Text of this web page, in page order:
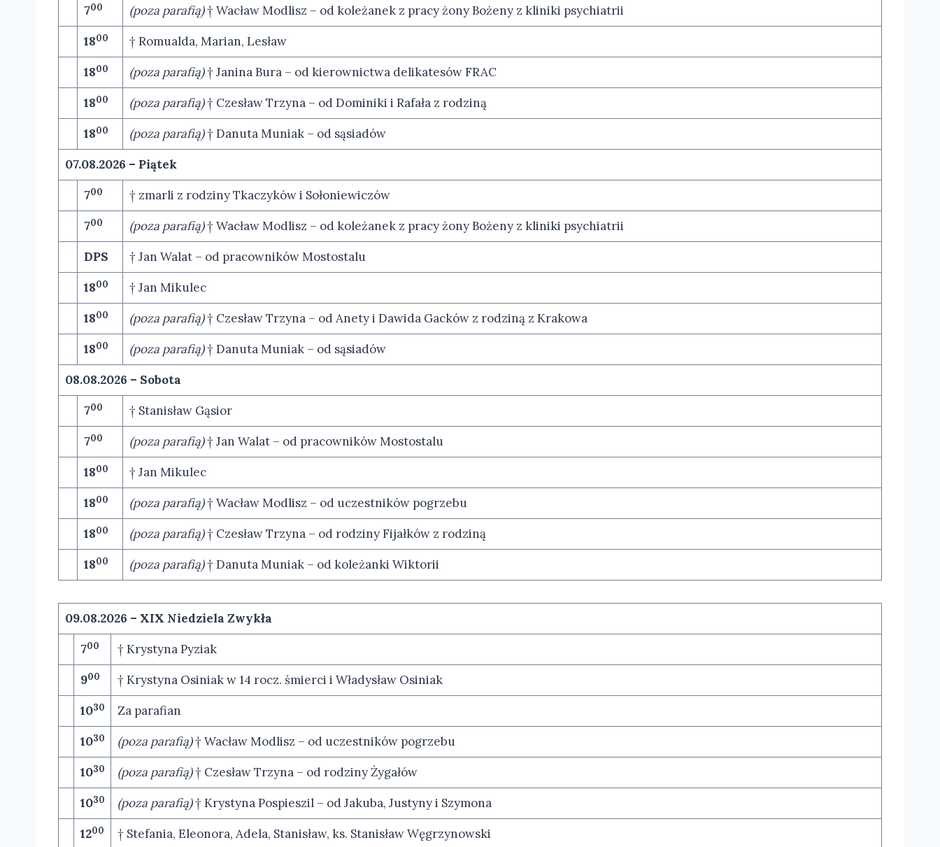
700 (poza parafią)† Wacław Modlisz – od koleżanek z pracy żony Bożeny z kliniki psychiatrii
1800
† Romualda, Marian, Lesław
1800 (poza parafią)† Janina Bura – od kierownictwa delikatesów FRAC
1800 (poza parafią)† Czesław Trzyna – od Dominiki i Rafała z rodziną
1800 (poza parafią)† Danuta Muniak – od sąsiadów
07.08.2026 – Piątek
700
† zmarli z rodziny Tkaczyków i Sołoniewiczów
700 (poza parafią)† Wacław Modlisz – od koleżanek z pracy żony Bożeny z kliniki psychiatrii
DPS
† Jan Walat – od pracowników Mostostalu
1800
† Jan Mikulec
1800 (poza parafią)† Czesław Trzyna – od Anety i Dawida Gacków z rodziną z Krakowa
1800 (poza parafią)† Danuta Muniak – od sąsiadów
08.08.2026 – Sobota
700
† Stanisław Gąsior
700 (poza parafią)† Jan Walat – od pracowników Mostostalu
1800
† Jan Mikulec
1800 (poza parafią)† Wacław Modlisz – od uczestników pogrzebu
1800 (poza parafią)† Czesław Trzyna – od rodziny Fijałków z rodziną
1800 (poza parafią)† Danuta Muniak – od koleżanki Wiktorii
09.08.2026 – XIX Niedziela Zwykła
700
† Krystyna Pyziak
900
† Krystyna Osiniak w 14 rocz. śmierci i Władysław Osiniak
1030
Za parafian
1030 (poza parafią)† Wacław Modlisz – od uczestników pogrzebu
1030 (poza parafią)† Czesław Trzyna – od rodziny Żygałów
1030 (poza parafią)† Krystyna Pospieszil – od Jakuba, Justyny i Szymona
1200 † Stefania, Eleonora, Adela, Stanisław, ks. Stanisław Węgrzynowski